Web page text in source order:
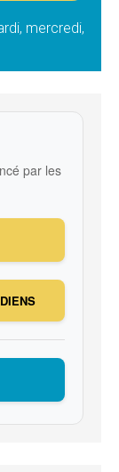
mercredi,
par les